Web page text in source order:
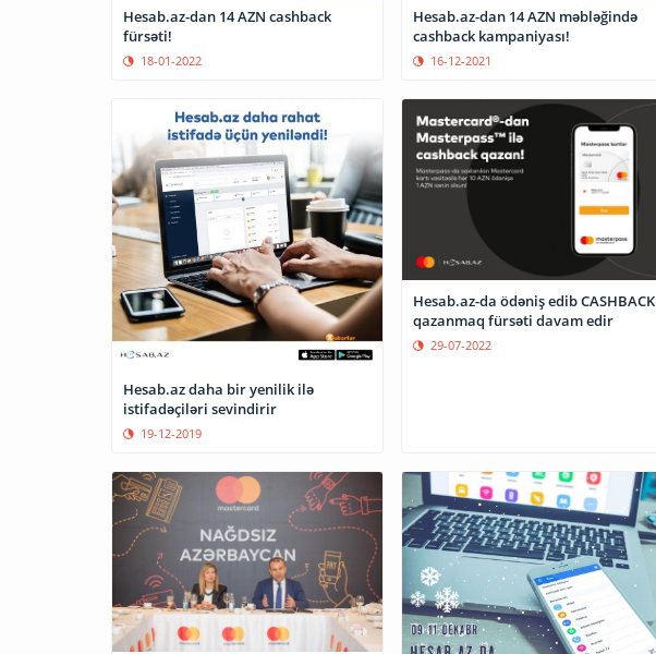
Hesab.az-dan 14 AZN cashback
fürsəti!
18-01-2022
Hesab.az-dan 14 AZN məbləğində
cashback kampaniyası!
16-12-2021
Hesab.az daha bir yenilik ilə
istifadəçiləri sevindirir
19-12-2019
Hesab.az-da ödəniş edib CASHBACK
qazanmaq fürsəti davam edir
29-07-2022